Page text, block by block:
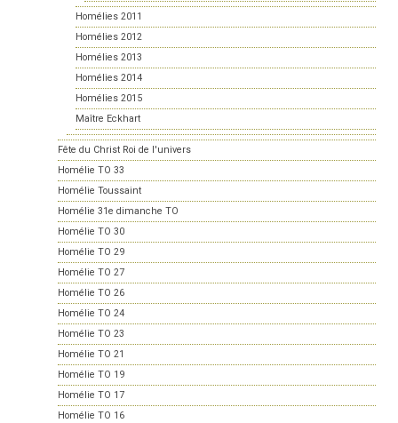
Homélies 2011
Homélies 2012
Homélies 2013
Homélies 2014
Homélies 2015
Maître Eckhart
Fête du Christ Roi de l'univers
Homélie TO 33
Homélie Toussaint
Homélie 31e dimanche TO
Homélie TO 30
Homélie TO 29
Homélie TO 27
Homélie TO 26
Homélie TO 24
Homélie TO 23
Homélie TO 21
Homélie TO 19
Homélie TO 17
Homélie TO 16